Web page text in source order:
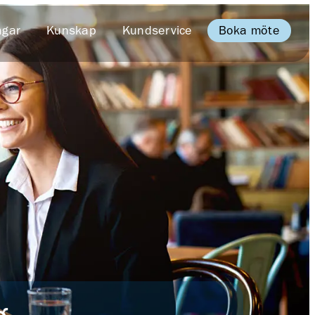
Kunskap Kundservice Boka möte